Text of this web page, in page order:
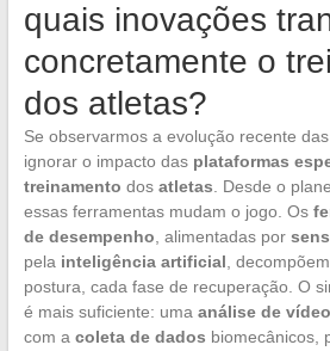
quais inovações
concretamente o
dos atletas?
Se observarmos a evolução recente
ignorar o impacto das plataformas
treinamento dos atletas . Desde o
essas ferramentas mudam o jogo. Os
de desempenho , alimentadas por
pela inteligência artificial ,
postura, cada fase de recuperação. O
é mais suficiente: uma análise de vídeo
com a coleta de dados biomecânicos,